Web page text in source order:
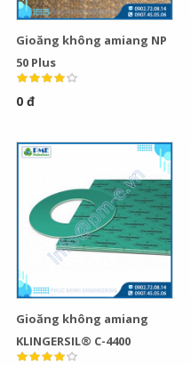
Gioăng không amiang NP
50 Plus
0 đ
Gioăng không amiang
KLINGERSIL® C-4400